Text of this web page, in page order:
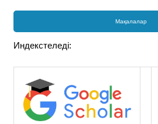
Мақалалар
Индекстеледі: